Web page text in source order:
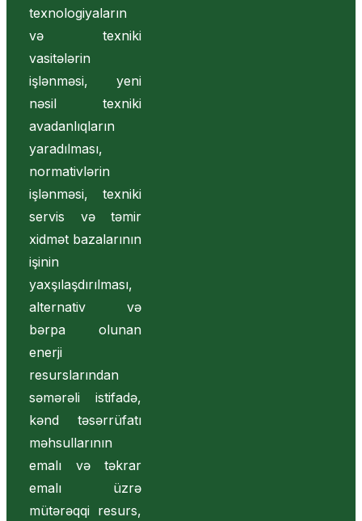
texnologiyaların
və texniki
vasitələrin
işlənməsi, yeni
nəsil texniki
avadanlıqların
yaradılması,
normativlərin
işlənməsi, texniki
servis və təmir
xidmət bazalarının
işinin
yaxşılaşdırılması,
alternativ və
bərpa olunan
enerji
resurslarından
səmərəli istifadə,
kənd təsərrüfatı
məhsullarının
emalı və təkrar
emalı üzrə
mütərəqqi resurs,